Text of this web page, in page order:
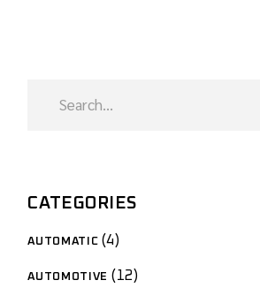
CATEGORIES
AUTOMATIC 4
AUTOMOTIVE 12